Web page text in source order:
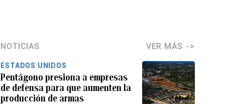
NOTICIAS VER MÁS
ESTADOS UNIDOS
Pentágono presiona a empresas
de defensa para que aumenten la
producción de armas